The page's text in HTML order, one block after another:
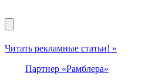
Читать рекламные статьи! »
Партнер «Рамблера»